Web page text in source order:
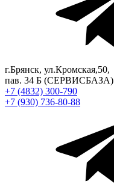
г.Брянск, ул.Кромская,50,
пав. 34 Б (СЕРВИСБАЗА)
+7 (4832) 300-790
+7 (930) 736-80-88